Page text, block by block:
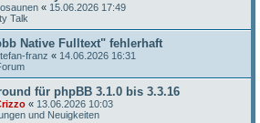
« 15.06.2026 17:49
Talk
Native Fulltext" fehlerhaft
franz « 14.06.2026 16:31
für phpBB 3.1.0 bis 3.3.16
« 13.06.2026 10:03
und Neuigkeiten